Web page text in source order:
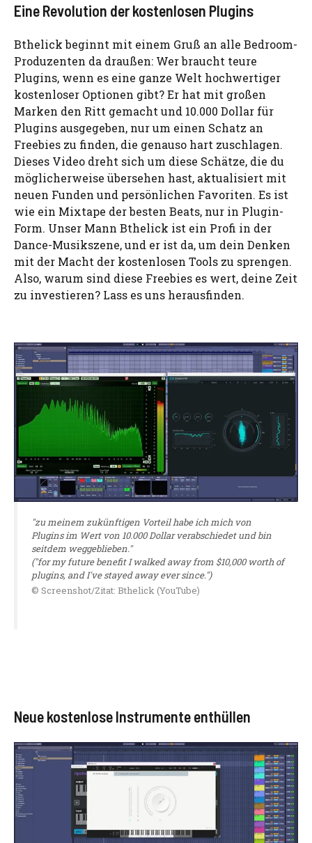
Eine Revolution der kostenlosen Plugins
Bthelick beginnt mit einem Gruß an alle Bedroom-
Produzenten da draußen: Wer braucht teure
Plugins, wenn es eine ganze Welt hochwertiger
kostenloser Optionen gibt? Er hat mit großen
Marken den Ritt gemacht und 10.000 Dollar für
Plugins ausgegeben, nur um einen Schatz an
Freebies zu finden, die genauso hart zuschlagen.
Dieses Video dreht sich um diese Schätze, die du
möglicherweise übersehen hast, aktualisiert mit
neuen Funden und persönlichen Favoriten. Es ist
wie ein Mixtape der besten Beats, nur in Plugin-
Form. Unser Mann Bthelick ist ein Profi in der
Dance-Musikszene, und er ist da, um dein Denken
mit der Macht der kostenlosen Tools zu sprengen.
Also, warum sind diese Freebies es wert, deine Zeit
zu investieren? Lass es uns herausfinden.
"zu meinem zukünftigen Vorteil habe ich mich von
Plugins im Wert von 10.000 Dollar verabschiedet und bin
seitdem weggeblieben."
("for my future benefit I walked away from $10,000 worth of
plugins, and I've stayed away ever since.")
© Screenshot/Zitat: Bthelick (YouTube)
Neue kostenlose Instrumente enthüllen